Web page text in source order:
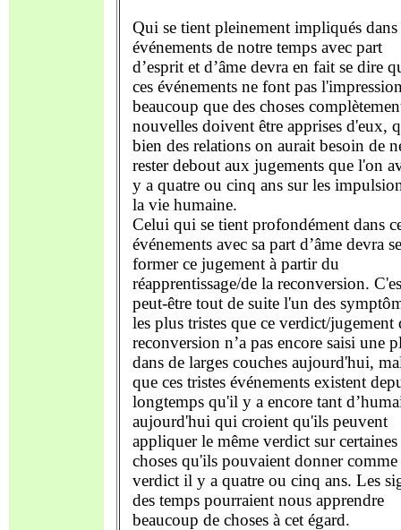
Qui se tient pleinement impliqués dans
événements de notre temps avec part
d’esprit et d’âme devra en fait se dire
ces événements ne font pas
beaucoup que des choses
nouvelles doivent être apprises d'eux,
bien des relations on aurait besoin de
rester debout aux jugements que l'on
y a quatre ou cinq ans sur les
la vie humaine.
Celui qui se tient profondément dans
événements avec sa part d’âme devra se
former ce jugement à partir du
réapprentissage/de la reconversion.
peut-être tout de suite l'un des
les plus tristes que ce verdict/jugement
reconversion n’a pas encore saisi une
dans de larges couches aujourd'hui,
que ces tristes événements existent
longtemps qu'il y a encore tant
aujourd'hui qui croient qu'ils peuvent
appliquer le même verdict sur certaines
choses qu'ils pouvaient donner comme
verdict il y a quatre ou cinq ans. Les
des temps pourraient nous apprendre
beaucoup de choses à cet égard.